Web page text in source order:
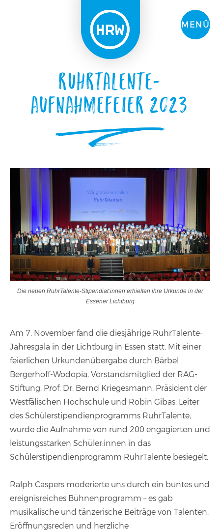
MENÜ
RuhrTalente-
Aufnahmefeier 2023
Die neuen RuhrTalente-Stipendiat:innen erhielten ihre Urkunde in der
Essener Lichtburg
Am 7. November fand die diesjährige RuhrTalente-
Jahresgala in der Lichtburg in Essen statt. Mit einer
feierlichen Urkundenübergabe durch Bärbel
Bergerhoff-Wodopia, Vorstandsmitglied der RAG-
Stiftung, Prof. Dr. Bernd Kriegesmann, Präsident der
Westfälischen Hochschule und Robin Gibas, Leiter
des Schülerstipendienprogramms RuhrTalente,
wurde die Aufnahme von rund 200 engagierten und
leistungsstarken Schüler:innen in das
Schülerstipendienprogramm RuhrTalente besiegelt.
Ralph Caspers moderierte uns durch ein buntes und
ereignisreiches Bühnenprogramm – es gab
musikalische und tänzerische Beiträge von Talenten,
Eröffnungsreden und herzliche